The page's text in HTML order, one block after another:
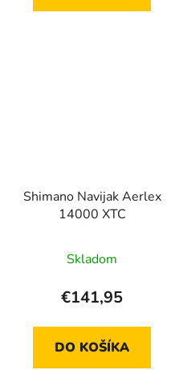
Shimano Navijak Aerlex
14000 XTC
Skladom
€141,95
DO KOŠÍKA